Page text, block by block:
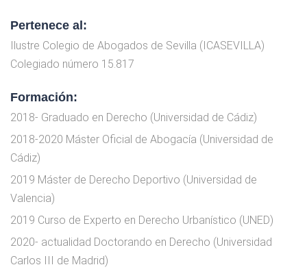
Pertenece al:
Ilustre Colegio de Abogados de Sevilla (ICASEVILLA)
Colegiado número 15.817
Formación:
2018- Graduado en Derecho (Universidad de Cádiz)
2018-2020 Máster Oficial de Abogacía (Universidad de
Cádiz)
2019 Máster de Derecho Deportivo (Universidad de
Valencia)
2019 Curso de Experto en Derecho Urbanístico (UNED)
2020- actualidad Doctorando en Derecho (Universidad
Carlos III de Madrid)